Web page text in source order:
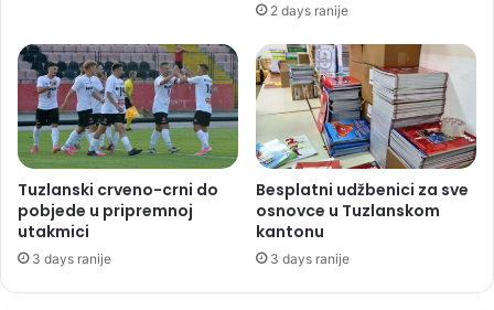
2 days ranije
Tuzlanski crveno-crni do
pobjede u pripremnoj
utakmici
3 days ranije
Besplatni udžbenici za sve
osnovce u Tuzlanskom
kantonu
3 days ranije